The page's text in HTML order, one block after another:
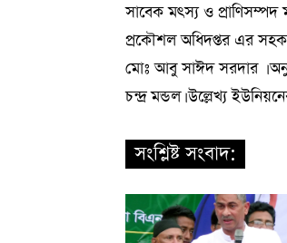
সাবেক মৎস্য ও প্রাণিসম্পদ
প্রকৌশল অধিদপ্তর এর
মোঃ আবু সাঈদ সরদার ।
চন্দ্র মন্ডল। উল্লেখ্য
সংশ্লিষ্ট সংবাদ: